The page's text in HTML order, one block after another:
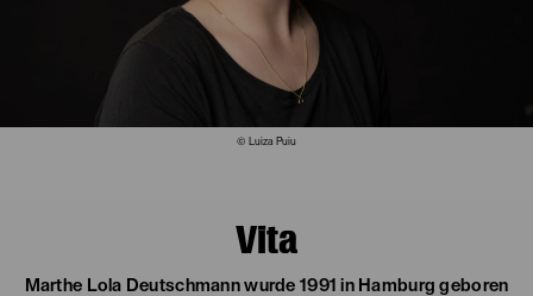
© Luiza Puiu
Vita
Marthe Lola Deutschmann wurde 1991 in Hamburg geboren